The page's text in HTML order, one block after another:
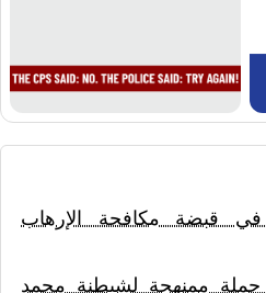
قبضة مكافحة الإرهاب
ممنهجة لشيطنة محمد